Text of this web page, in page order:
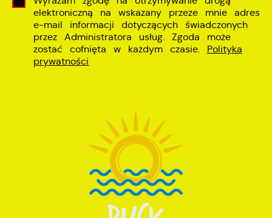
elektroniczną na wskazany przeze mnie adres
e-mail informacji dotyczących świadczonych
przez Administratora usług. Zgoda może
zostać cofnięta w każdym czasie. Polityka
prywatności